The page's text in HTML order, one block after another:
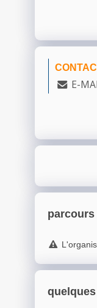
E-
parcours